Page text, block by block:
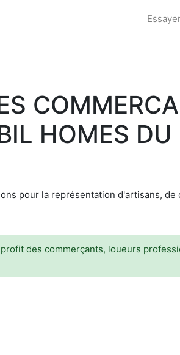
HOMES
pour la représentation d'artisans, de
des commerçants, loueurs